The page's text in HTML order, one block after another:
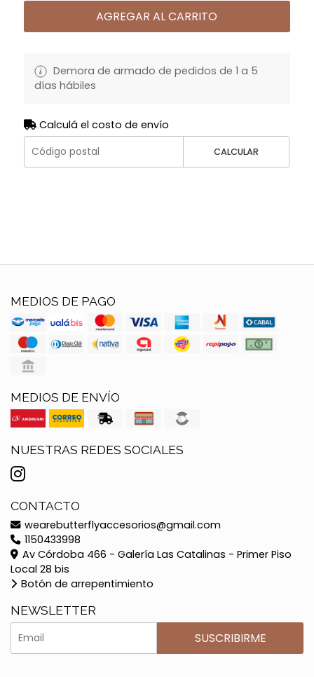
AGREGAR AL CARRITO
Demora de armado de pedidos de 1 a 5
días hábiles
Calculá el costo de envío
CALCULAR
MEDIOS DE PAGO
MEDIOS DE ENVÍO
NUESTRAS REDES SOCIALES
CONTACTO
wearebutterflyaccesorios@gmail.com
1150433998
Av Córdoba 466 - Galería Las Catalinas - Primer Piso
Local 28 bis
Botón de arrepentimiento
NEWSLETTER
SUSCRIBIRME